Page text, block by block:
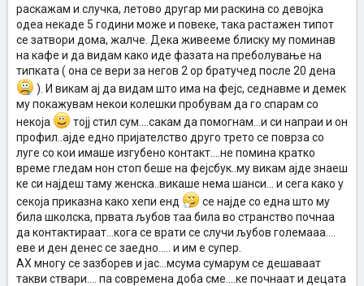
раскажам и случка, летово другар ми раскина со девојка
одеа некаде 5 години може и повеке, така растажен типот
се затвори дома, жалче. Дека живееме блиску му поминав
на кафе и да видам како иде фазата на преболување на
типката ( она се вери за негов 2 ор братучед после 20 дена
). И викам ај да видам што има на фејс, седнавме и демек
му покажувам некои колешки пробувам да го спарам со
некоја
тојј стил сум....сакам да помогнам...и си напраи и он
профил..ајде едно пријателство друго трето се поврза со
луге со кои имаше изгубено контакт....не помина кратко
време гледам нон стоп беше на фејсбук..му викам ајде знаеш
ке си најдеш таму женска..викаше нема шанси... и сега како у
секоја приказна како хепи енд
се најде со една што му
била школска, првата љубов таа била во странство почнаа
да контактираат...кога се врати се случи љубов големааа....
еве и ден денес се заедно..... и им е супер.
АХ многу се зазборев и јас...мсума сумарум се дешаваат
такви ствари.... па современа доба сме....ке почнаат и децата